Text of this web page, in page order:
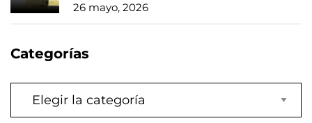
26 mayo, 2026
Categorías
Categorías